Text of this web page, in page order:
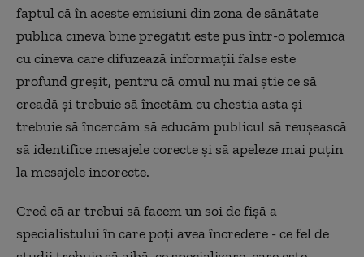
faptul că în aceste emisiuni din zona de sănătate
publică cineva bine pregătit este pus într-o polemică
cu cineva care difuzează informații false este
profund greșit, pentru că omul nu mai știe ce să
creadă și trebuie să încetăm cu chestia asta și
trebuie să încercăm să educăm publicul să reușească
să identifice mesajele corecte și să apeleze mai puțin
la mesajele incorecte.
Cred că ar trebui să facem un soi de fișă a
specialistului în care poți avea încredere - ce fel de